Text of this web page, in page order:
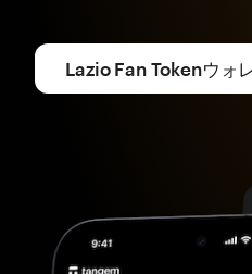
Lazio Fan Tokenウォ